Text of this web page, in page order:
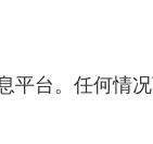
平台。任何情